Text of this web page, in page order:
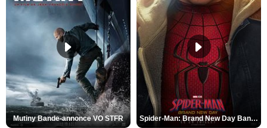
Mutiny Bande-annonce VO STFR Spider-Man: Brand New Day Bande-annonce VO STFR